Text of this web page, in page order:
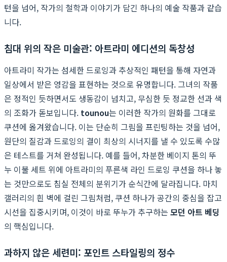
턴을 넘어, 작가의 철학과 이야기가 담긴 하나의 예술 작품과 같습
니다.
침대 위의 작은 미술관: 아트라미 에디션의 독창성
아트라미 작가는 섬세한 드로잉과 추상적인 패턴을 통해 자연과
일상에서 받은 영감을 표현하는 것으로 유명합니다. 그녀의 작품
은 정적인 듯하면서도 생동감이 넘치고, 무심한 듯 정교한 선과 색
의 조화가 돋보입니다. tounou는 이러한 작가의 원화를 그대로
쿠션에 옮겨왔습니다. 이는 단순히 그림을 프린팅하는 것을 넘어,
원단의 질감과 드로잉의 결이 최상의 시너지를 낼 수 있도록 수많
은 테스트를 거쳐 완성됩니다. 예를 들어, 차분한 베이지 톤의 뚜
누 이불 세트 위에 아트라미의 푸른색 라인 드로잉 쿠션을 하나 놓
는 것만으로도 침실 전체의 분위기가 순식간에 달라집니다. 마치
갤러리의 흰 벽에 걸린 그림처럼, 쿠션 하나가 공간의 중심을 잡고
시선을 집중시키며, 이것이 바로 뚜누가 추구하는 모던 아트 베딩
의 핵심입니다.
과하지 않은 세련미: 포인트 스타일링의 정수